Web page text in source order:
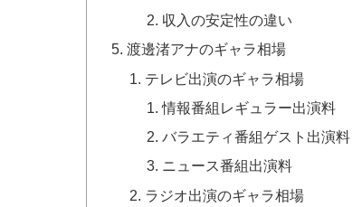
収入の安定性の違い
渡邊渚アナのギャラ相場
テレビ出演のギャラ相場
情報番組レギュラー出演料
バラエティ番組ゲスト出演料
ニュース番組出演料
ラジオ出演のギャラ相場